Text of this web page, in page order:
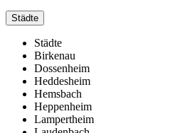
Städte
Städte
Birkenau
Dossenheim
Heddesheim
Hemsbach
Heppenheim
Lampertheim